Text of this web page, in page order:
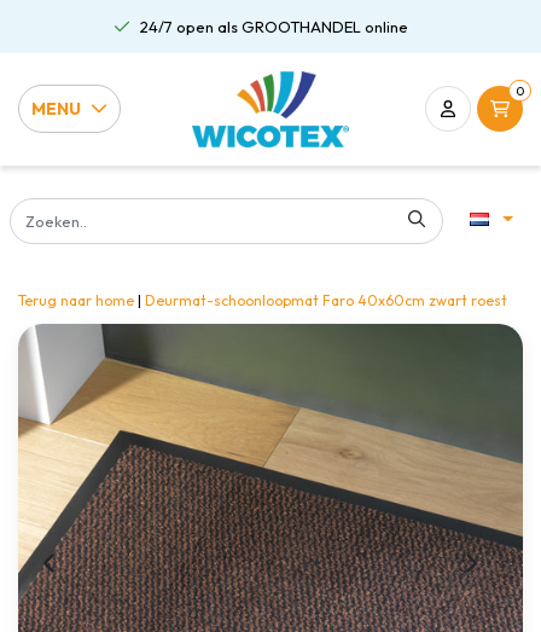
24/7 open als GROOTHANDEL online
MENU
0
Terug naar home | Deurmat-schoonloopmat Faro 40x60cm zwart roest